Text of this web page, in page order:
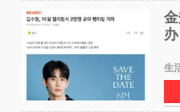
生
面
这